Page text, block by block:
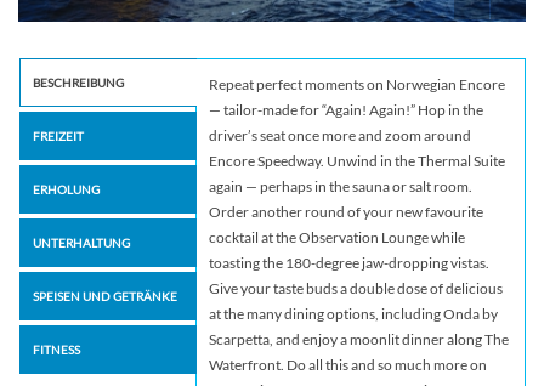
BESCHREIBUNG
FREIZEIT
ERHOLUNG
UNTERHALTUNG
SPEISEN UND GETRÄNKE
FITNESS
Repeat perfect moments on Norwegian Encore
— tailor-made for “Again! Again!” Hop in the
driver’s seat once more and zoom around
Encore Speedway. Unwind in the Thermal Suite
again — perhaps in the sauna or salt room.
Order another round of your new favourite
cocktail at the Observation Lounge while
toasting the 180-degree jaw-dropping vistas.
Give your taste buds a double dose of delicious
at the many dining options, including Onda by
Scarpetta, and enjoy a moonlit dinner along The
Waterfront. Do all this and so much more on